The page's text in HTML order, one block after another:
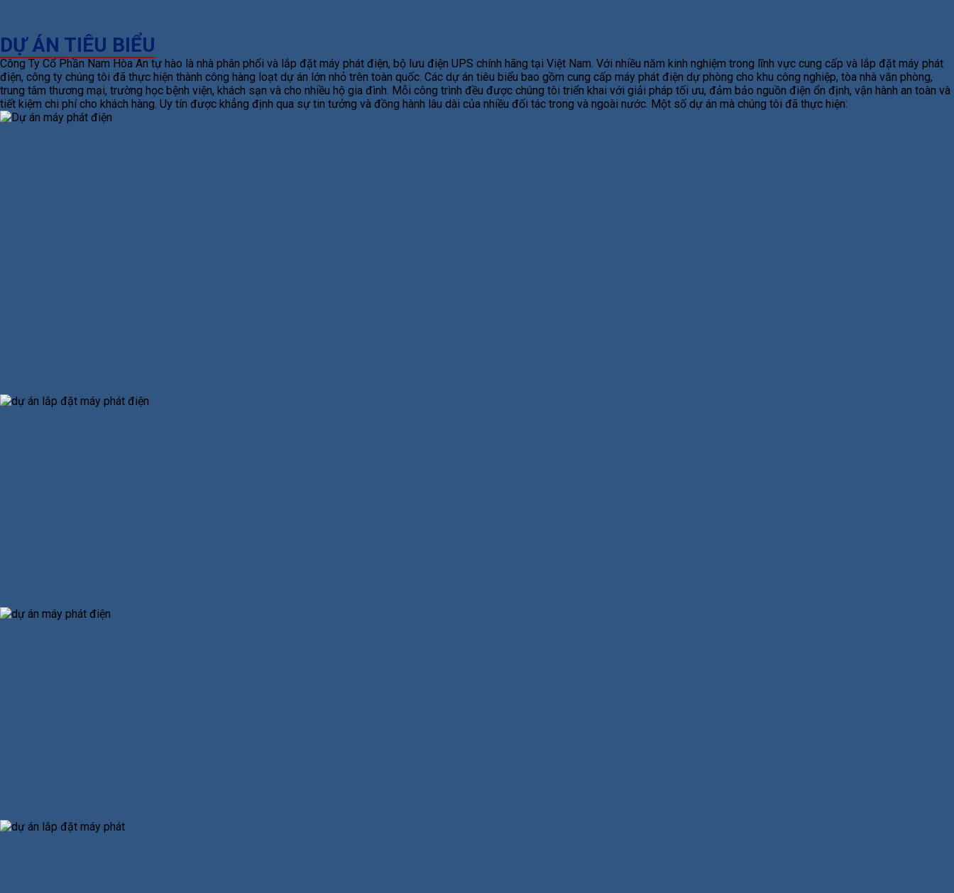
DỰ ÁN TIÊU BIỂU
Công Ty Cổ Phần Nam Hòa An tự hào là nhà phân phối và lắp đặt máy phát điện, bộ lưu điện UPS chính hãng tại Việt Nam. Với nhiều năm kinh nghiệm trong lĩnh vực cung cấp và lắp đặt máy phát
điện, công ty chúng tôi đã thực hiện thành công hàng loạt dự án lớn nhỏ trên toàn quốc. Các dự án tiêu biểu bao gồm cung cấp máy phát điện dự phòng cho khu công nghiệp, tòa nhà văn phòng,
trung tâm thương mại, trường học bệnh viện, khách sạn và cho nhiều hộ gia đình. Mỗi công trình đều được chúng tôi triển khai với giải pháp tối ưu, đảm bảo nguồn điện ổn định, vận hành an toàn và
tiết kiệm chi phí cho khách hàng. Uy tín được khẳng định qua sự tin tưởng và đồng hành lâu dài của nhiều đối tác trong và ngoài nước. Một số dự án mà chúng tôi đã thực hiện: